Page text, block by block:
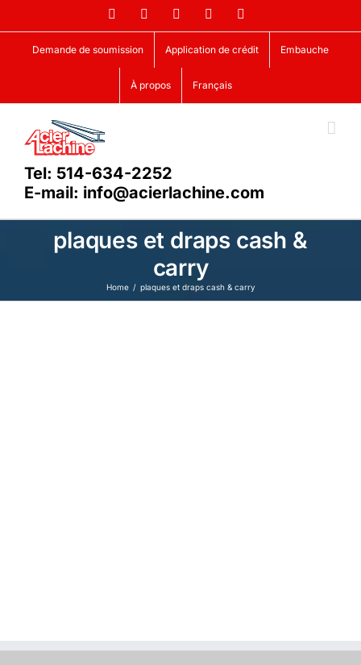
to
content
FacebookLinkedIn YouTube
Demande de soumission Application de crédit Embauche
À propos Français
Tel: 514-634-2252
E-mail: info@acierlachine.com
plaques et draps cash &
carry
Home plaques et draps cash & carry